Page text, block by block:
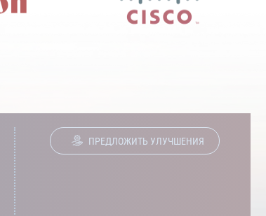
ПРЕДЛОЖИТЬ УЛУЧШЕНИЯ